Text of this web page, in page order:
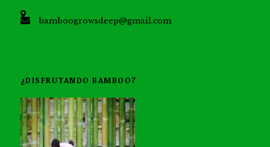
bamboogrowsdeep@gmail.com
¿DISFRUTANDO BAMBOO?